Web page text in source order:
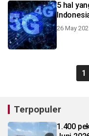
5 hal
26 May
1
Terpopuler
1.400